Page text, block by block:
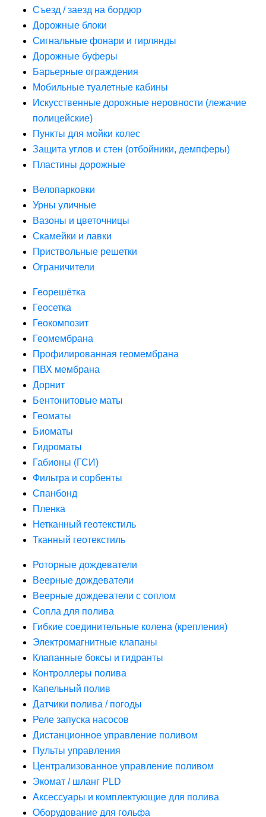
Съезд / заезд на бордюр
Дорожные блоки
Сигнальные фонари и гирлянды
Дорожные буферы
Барьерные ограждения
Мобильные туалетные кабины
Искусственные дорожные неровности (лежачие
полицейские)
Пункты для мойки колес
Защита углов и стен (отбойники, демпферы)
Пластины дорожные
Велопарковки
Урны уличные
Вазоны и цветочницы
Скамейки и лавки
Приствольные решетки
Ограничители
Георешётка
Геосетка
Геокомпозит
Геомембрана
Профилированная геомембрана
ПВХ мембрана
Дорнит
Бентонитовые маты
Геоматы
Биоматы
Гидроматы
Габионы (ГСИ)
Фильтра и сорбенты
Спанбонд
Пленка
Нетканный геотекстиль
Тканный геотекстиль
Роторные дождеватели
Веерные дождеватели
Веерные дождеватели с соплом
Сопла для полива
Гибкие соединительные колена (крепления)
Электромагнитные клапаны
Клапанные боксы и гидранты
Контроллеры полива
Капельный полив
Датчики полива / погоды
Реле запуска насосов
Дистанционное управление поливом
Пульты управления
Централизованное управление поливом
Экомат / шланг PLD
Аксессуары и комплектующие для полива
Оборудование для гольфа